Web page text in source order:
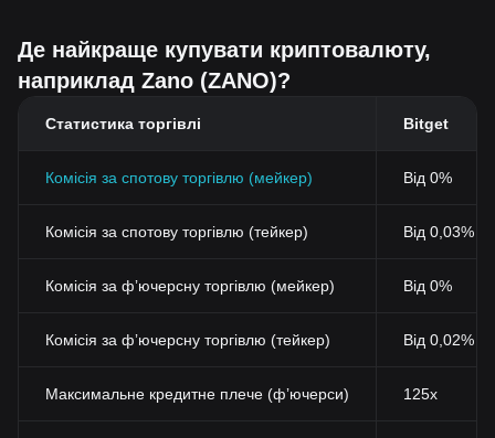
Де найкраще купувати криптовалюту,
наприклад Zano (ZANO)?
Статистика торгівлі Bitget
Комісія за спотову торгівлю (мейкер) Від 0%
Комісія за спотову торгівлю (тейкер) Від 0,03%
Комісія за фʼючерсну торгівлю (мейкер) Від 0%
Комісія за фʼючерсну торгівлю (тейкер) Від 0,02%
Максимальне кредитне плече (фʼючерси) 125x